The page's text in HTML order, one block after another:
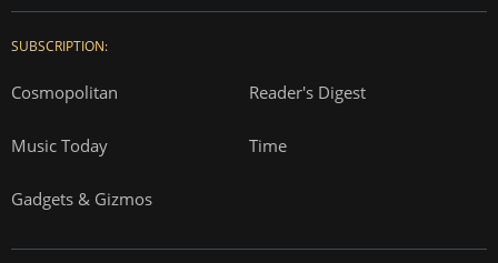
SUBSCRIPTION:
Cosmopolitan Reader's Digest
Music Today Time
Gadgets & Gizmos